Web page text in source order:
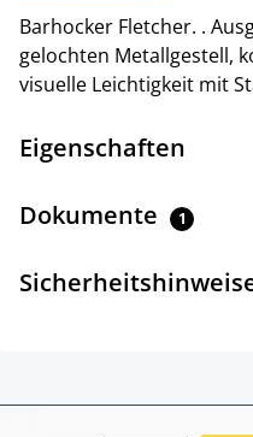
Barhocker Fletcher. .
gelochten Metallgestell,
visuelle Leichtigkeit mit
Eigenschaften
Dokumente 1